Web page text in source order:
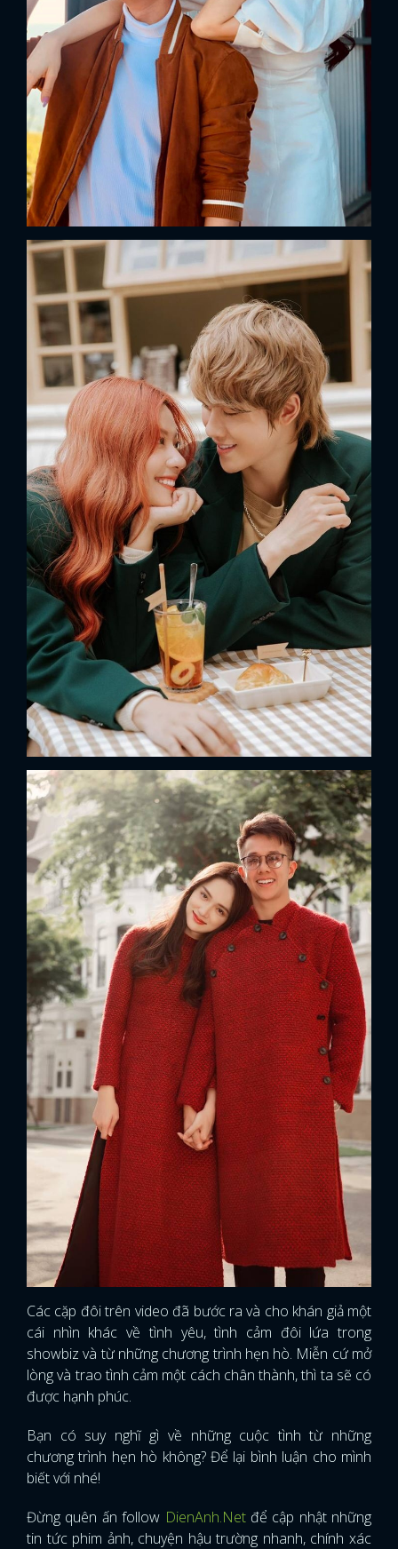
Các cặp đôi trên video đã bước ra và cho khán giả một
cái nhìn khác về tình yêu, tình cảm đôi lứa trong
showbiz và từ những chương trình hẹn hò. Miễn cứ mở
lòng và trao tình cảm một cách chân thành, thì ta sẽ có
được hạnh phúc.
Bạn có suy nghĩ gì về những cuộc tình từ những
chương trình hẹn hò không? Để lại bình luận cho mình
biết với nhé!
Đừng quên ấn follow DienAnh.Netđể cập nhật những
tin tức phim ảnh, chuyện hậu trường nhanh, chính xác